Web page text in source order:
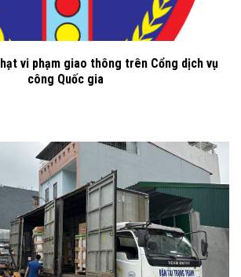
vi phạm giao thông trên Cổng dịch vụ
công Quốc gia